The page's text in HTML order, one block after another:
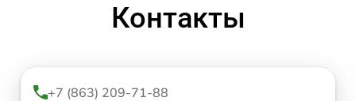
Контакты
+7 (863) 209-71-88